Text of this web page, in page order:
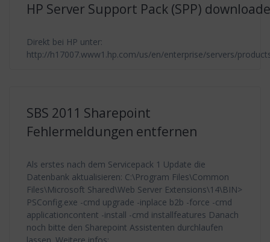
HP Server Support Pack (SPP)
Direkt bei HP unter:
http://h17007.www1.hp.com/us/en/enterprise/servers/
SBS 2011 Sharepoint
Fehlermeldungen entfernen
Als erstes nach dem Servicepack 1 Update die
Datenbank aktualisieren: C:\Program Files\Common
Files\Microsoft Shared\Web Server Extensions\14\BIN>
PSConfig.exe -cmd upgrade -inplace b2b -force -cmd
applicationcontent -install -cmd installfeatures Danach
noch bitte den Sharepoint Assistenten durchlaufen